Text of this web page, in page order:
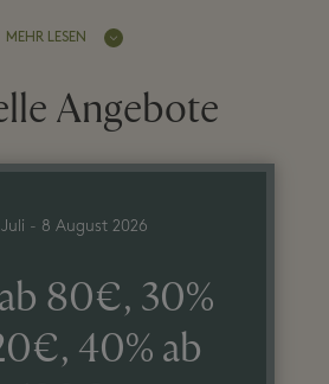
MEHR LESEN
Angebote
Juli - 8 August 2026
80€, 30%
40% ab